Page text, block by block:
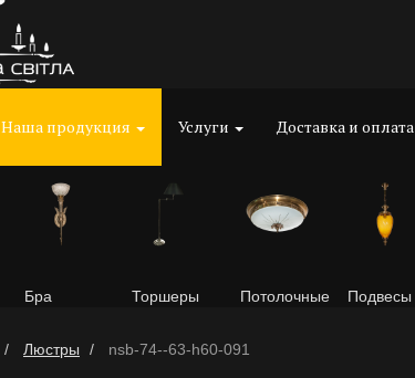
Наша продукция Услуги Доставка и оплата
Бра Торшеры Потолочные Подвесы
Люстры nsb-74--63-h60-091